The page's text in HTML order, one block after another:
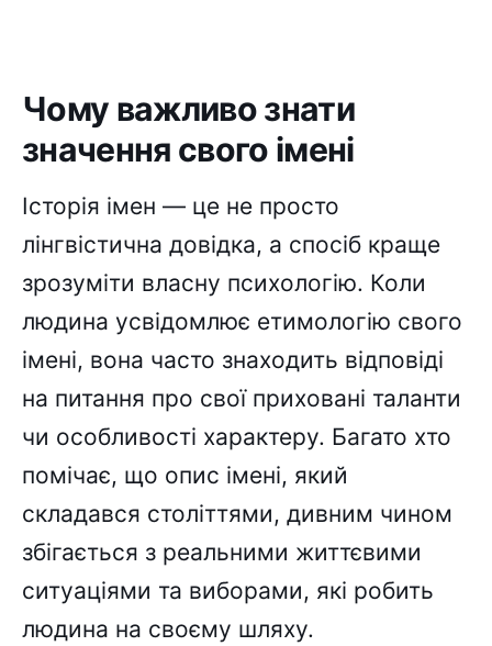
Чому важливо знати
значення свого імені
Історія імен — це не просто
лінгвістична довідка, а спосіб краще
зрозуміти власну психологію. Коли
людина усвідомлює етимологію свого
імені, вона часто знаходить відповіді
на питання про свої приховані таланти
чи особливості характеру. Багато хто
помічає, що опис імені, який
складався століттями, дивним чином
збігається з реальними життєвими
ситуаціями та виборами, які робить
людина на своєму шляху.